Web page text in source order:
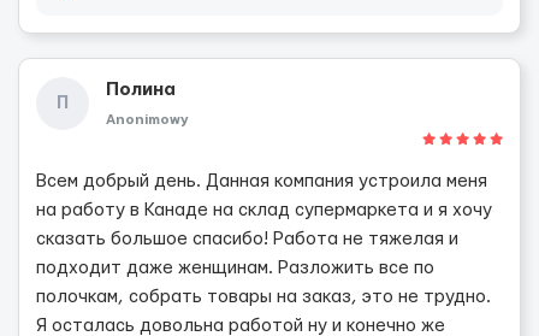
П
Полина
Anonimowy
Всем добрый день. Данная компания устроила меня
на работу в Канаде на склад супермаркета и я хочу
сказать большое спасибо! Работа не тяжелая и
подходит даже женщинам. Разложить все по
полочкам, собрать товары на заказ, это не трудно.
Я осталась довольна работой ну и конечно же